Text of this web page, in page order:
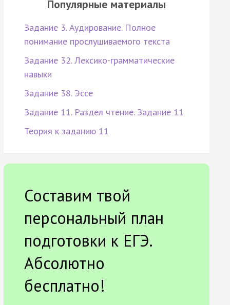
Популярные материалы
Задание 3. Аудирование. Полное
понимание прослушиваемого текста
Задание 32. Лексико-грамматические
навыки
Задание 38. Эссе
Задание 11. Раздел чтение. Задание 11
Теория к заданию 11
Составим твой
персональный план
подготовки к ЕГЭ.
Абсолютно
бесплатно!